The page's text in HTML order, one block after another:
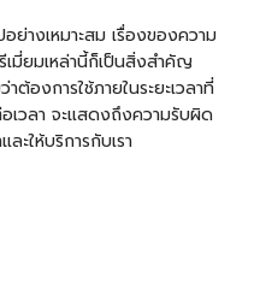
อย่างเหมาะสม เรื่องของความ
มี่ยมเหล่านี้ก็เป็นสิ่งสำคัญ
ต้องการใช้ภายในระยะเวลาที่
วลา จะแสดงถึงความรับผิด
ให้บริการกับเรา